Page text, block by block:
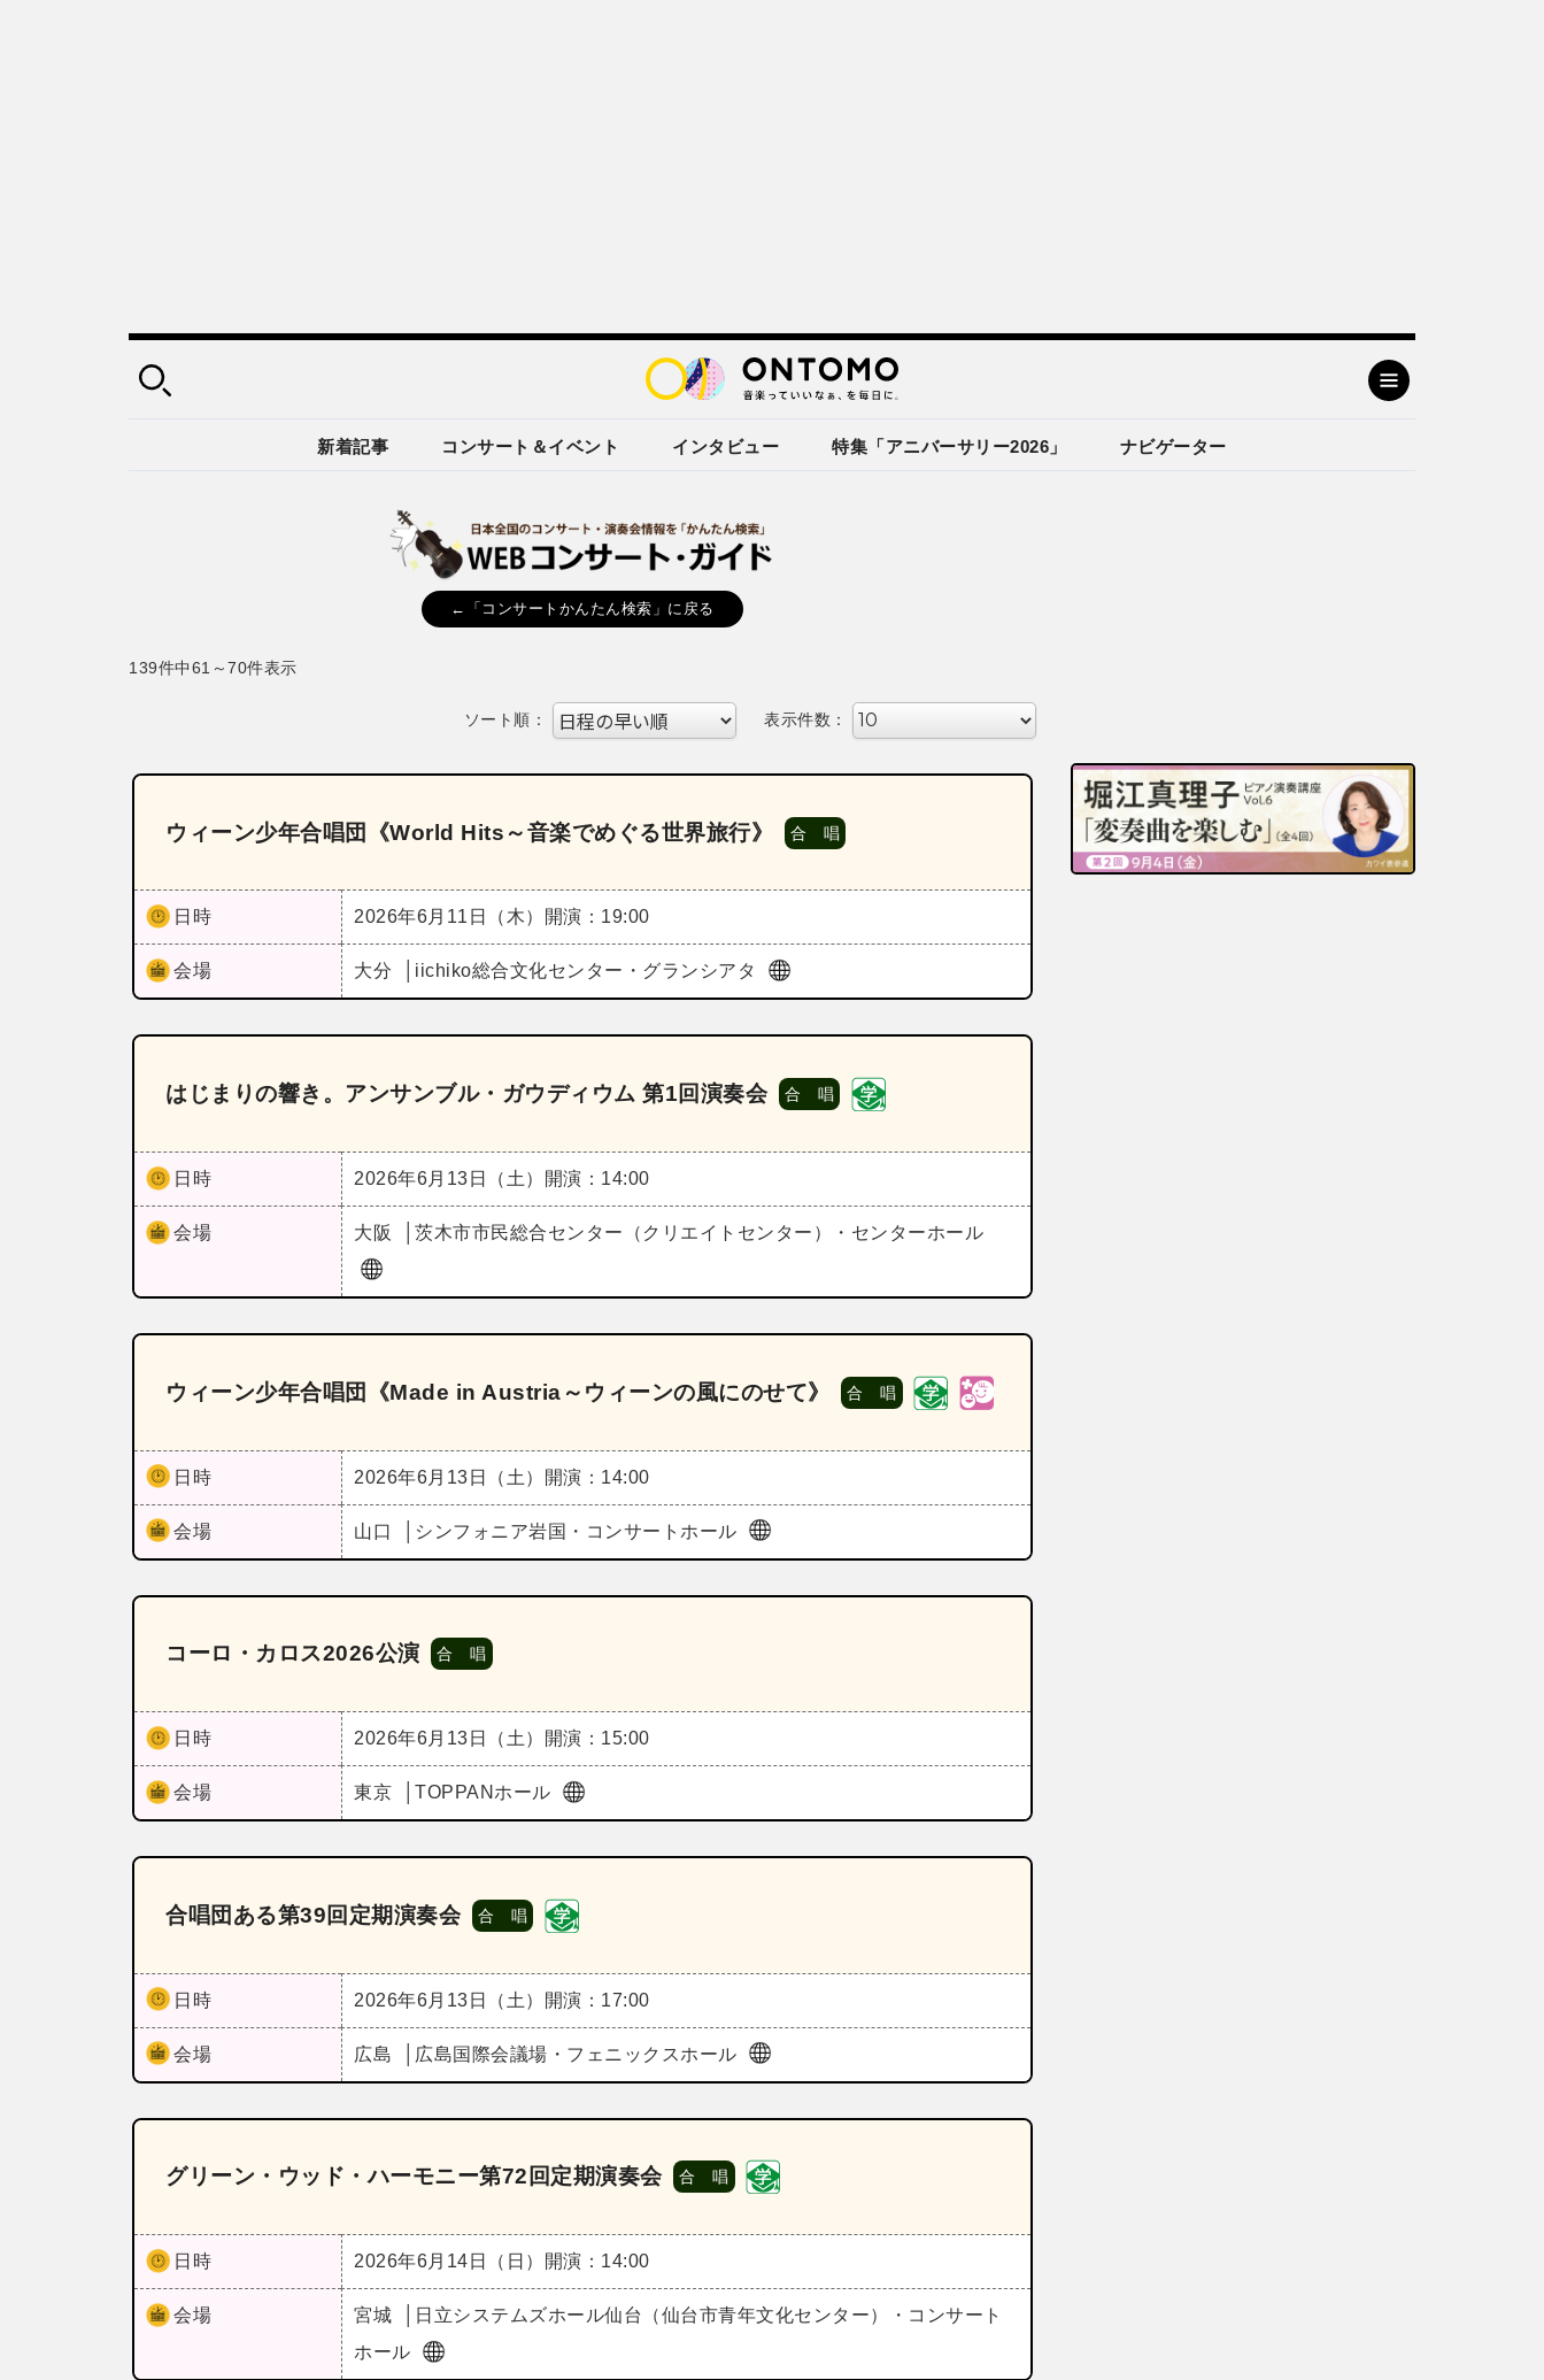
新着記事 コンサート＆イベント インタビュー 特集「アニバーサリー2026」 ナビゲーター
←「コンサートかんたん検索」に戻る
139件中61～70件表示
ソート順： 表示件数：
ウィーン少年合唱団《World Hits～音楽でめぐる世界旅行》 合 唱
日時 2026年6月11日（木） 開演：19:00
会場 大分 iichiko総合文化センター・グランシアタ
はじまりの響き。アンサンブル・ガウディウム 第1回演奏会 合 唱
日時 2026年6月13日（土） 開演：14:00
会場 大阪 茨木市市民総合センター（クリエイトセンター）・センターホール
ウィーン少年合唱団《Made in Austria～ウィーンの風にのせて》 合 唱
日時 2026年6月13日（土） 開演：14:00
会場 山口 シンフォニア岩国・コンサートホール
コーロ・カロス2026公演 合 唱
日時 2026年6月13日（土） 開演：15:00
会場 東京 TOPPANホール
合唱団ある第39回定期演奏会 合 唱
日時 2026年6月13日（土） 開演：17:00
会場 広島 広島国際会議場・フェニックスホール
グリーン・ウッド・ハーモニー第72回定期演奏会 合 唱
日時 2026年6月14日（日） 開演：14:00
会場 宮城
日立システムズホール仙台（仙台市青年文化センター）・コンサート
ホール